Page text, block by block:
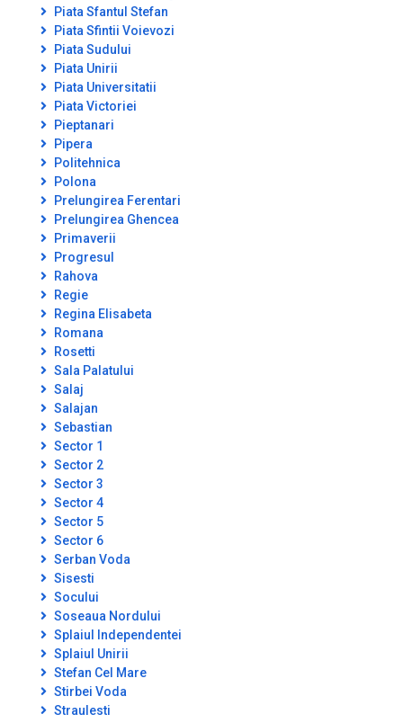
Piata Sfantul Stefan
Piata Sfintii Voievozi
Piata Sudului
Piata Unirii
Piata Universitatii
Piata Victoriei
Pieptanari
Pipera
Politehnica
Polona
Prelungirea Ferentari
Prelungirea Ghencea
Primaverii
Progresul
Rahova
Regie
Regina Elisabeta
Romana
Rosetti
Sala Palatului
Salaj
Salajan
Sebastian
Sector 1
Sector 2
Sector 3
Sector 4
Sector 5
Sector 6
Serban Voda
Sisesti
Socului
Soseaua Nordului
Splaiul Independentei
Splaiul Unirii
Stefan Cel Mare
Stirbei Voda
Straulesti